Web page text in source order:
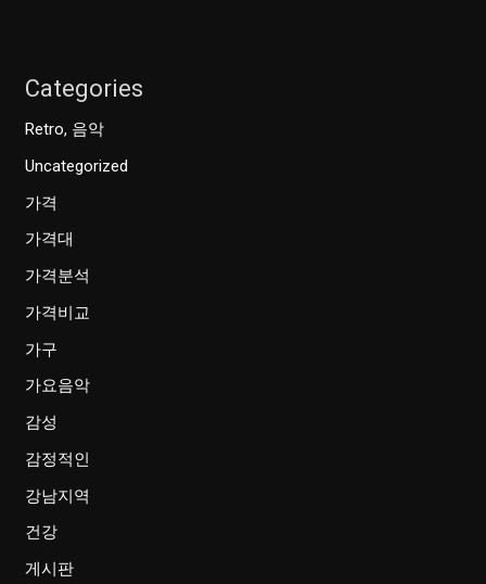
Categories
Retro, 음악
Uncategorized
가격
가격대
가격분석
가격비교
가구
가요음악
감성
감정적인
강남지역
건강
게시판